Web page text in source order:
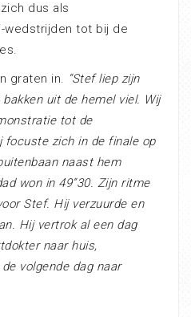
dus als
wedstrijden tot bij de
graten in. “Stef liep zijn
uit de hemel viel. Wij
tot de
focuste zich in de finale op
naast hem
won in 49”30. Zijn ritme
Stef. Hij verzuurde en
Hij vertrok al een dag
naar huis,
volgende dag naar